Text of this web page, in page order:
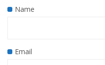
Name
Email